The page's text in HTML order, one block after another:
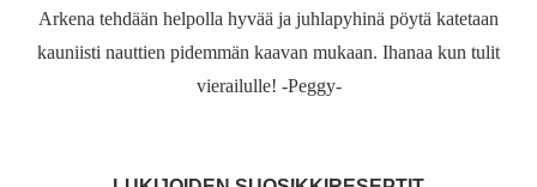
Arkena tehdään helpolla hyvää ja juhlapyhinä pöytä katetaan
kauniisti nauttien pidemmän kaavan mukaan. Ihanaa kun tulit
vierailulle! -Peggy-